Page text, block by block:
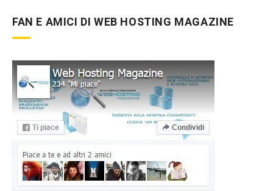
FAN E AMICI DI WEB HOSTING MAGAZINE